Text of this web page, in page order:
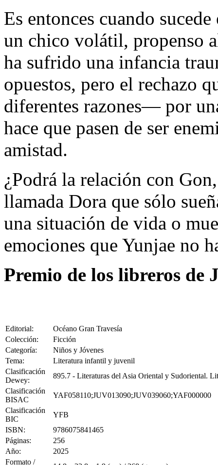
Es entonces cuando
un chico volátil, propenso
ha sufrido una infancia
opuestos, pero el rechazo
diferentes razones— por
hace que pasen de ser
amistad.
¿Podrá la relación con
llamada Dora que sólo
una situación de vida o
emociones que Yunjae no
Premio de los libreros de
Editorial:
Océano Gran Travesía
Colección:
Ficción
Categoría:
Niños y Jóvenes
Tema:
Literatura infantil y juvenil
Clasificación
Dewey:
895.7 - Literaturas del Asia Oriental y Sudoriental.
Clasificación
BISAC
YAF058110;JUV013090;JUV039060;YAF000000
Clasificación
BIC
YFB
ISBN:
9786075841465
Páginas:
256
Año:
2025
Formato /